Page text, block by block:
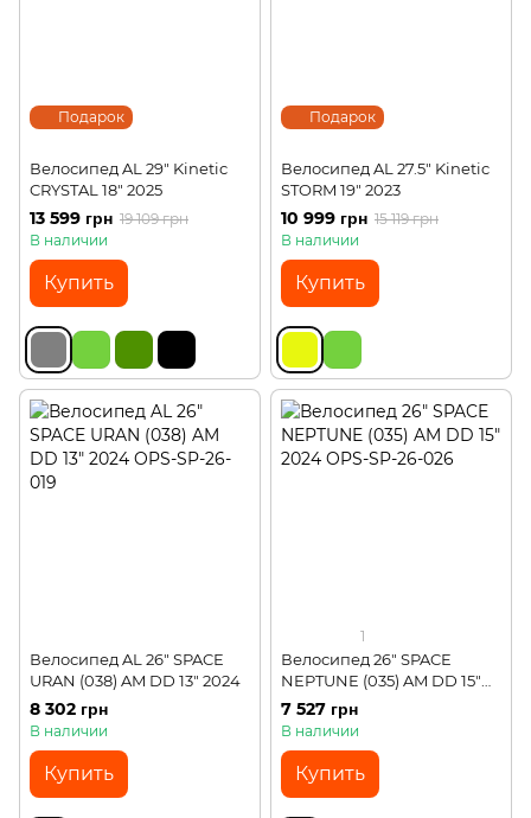
Подарок
Велосипед AL 29" Kinetic
CRYSTAL 18" 2025
13 599 грн 19 109 грн
В наличии
Купить
Подарок
Велосипед AL 27.5" Kinetic
STORM 19" 2023
10 999 грн 15 119 грн
В наличии
Купить
Велосипед AL 26" SPACE
URAN (038) AM DD 13" 2024
8 302 грн
В наличии
Купить
1
Велосипед 26" SPACE
NEPTUNE (035) AM DD 15"
2024
7 527 грн
В наличии
Купить